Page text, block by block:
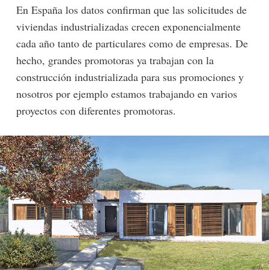
En España los datos confirman que las solicitudes de
viviendas industrializadas crecen exponencialmente
cada año tanto de particulares como de empresas. De
hecho, grandes promotoras ya trabajan con la
construcción industrializada para sus promociones y
nosotros por ejemplo estamos trabajando en varios
proyectos con diferentes promotoras.